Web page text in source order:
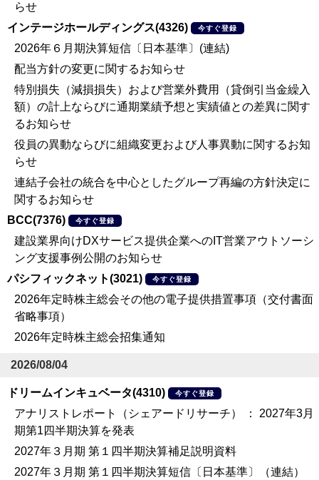
らせ
インテージホールディングス(4326)
今すぐ登録
2026年６月期決算短信〔日本基準〕(連結)
配当方針の変更に関するお知らせ
特別損失（減損損失）および営業外費用（貸倒引当金繰入
額）の計上ならびに通期業績予想と実績値との差異に関す
るお知らせ
役員の異動ならびに組織変更および人事異動に関するお知
らせ
連結子会社の統合を中心としたグループ再編の方針決定に
関するお知らせ
BCC(7376)
今すぐ登録
建設業界向けDXサービス提供企業へのIT営業アウトソーシ
ング支援事例公開のお知らせ
パシフィックネット(3021)
今すぐ登録
2026年定時株主総会その他の電子提供措置事項（交付書面
省略事項）
2026年定時株主総会招集通知
2026/08/04
ドリームインキュベータ(4310) 今すぐ登録
アナリストレポート（シェアードリサーチ） ： 2027年3月
期第1四半期決算を発表
2027年３月期 第１四半期決算補足説明資料
2027年３月期 第１四半期決算短信〔日本基準〕（連結）